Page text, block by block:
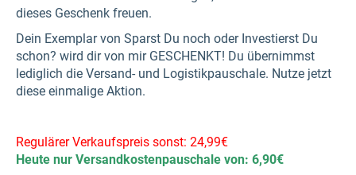
dieses Geschenk freuen.
Dein Exemplar von Sparst Du noch oder Investierst Du
schon? wird dir von mir GESCHENKT! Du übernimmst
lediglich die Versand- und Logistikpauschale. Nutze jetzt
diese einmalige Aktion.
Regulärer Verkaufspreis sonst: 24,99€
Heute nur Versandkostenpauschale von: 6,90€